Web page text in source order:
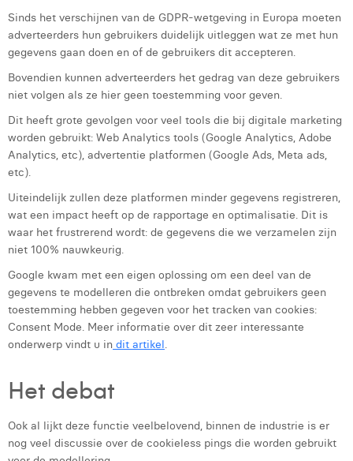
Lore Fierens
Lotte Vranckx
Louis Nassogne
Manon Houppertz
Margaux Marien
Margaux Snakkers
Mathias Segers
Ninon Chevalier
Olivia Lohest
Sebastiaan Reeskamp
Sven Bosschem
Thomas Kurevic
Sinds het verschijnen van de GDPR-wetgeving in Europa moeten
adverteerders hun gebruikers duidelijk uitleggen wat ze met hun
gegevens gaan doen en of de gebruikers dit accepteren.
Bovendien kunnen adverteerders het gedrag van deze gebruikers
niet volgen als ze hier geen toestemming voor geven.
Dit heeft grote gevolgen voor veel tools die bij digitale marketing
worden gebruikt: Web Analytics tools (Google Analytics, Adobe
Analytics, etc), advertentie platformen (Google Ads, Meta ads,
etc).
Uiteindelijk zullen deze platformen minder gegevens registreren,
wat een impact heeft op de rapportage en optimalisatie. Dit is
waar het frustrerend wordt: de gegevens die we verzamelen zijn
niet 100% nauwkeurig.
Google kwam met een eigen oplossing om een ​​deel van de
gegevens te modelleren die ontbreken omdat gebruikers geen
toestemming hebben gegeven voor het tracken van cookies:
Consent Mode. Meer informatie over dit zeer interessante
onderwerp vindt u in dit artikel.
Het debat
Ook al lijkt deze functie veelbelovend, binnen de industrie is er
nog veel discussie over de cookieless pings die worden gebruikt